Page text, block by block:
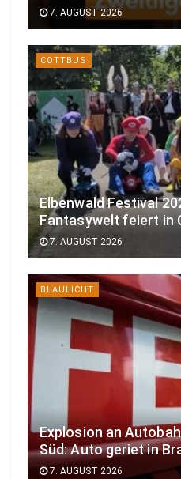
7. AUGUST 2026
COTTBUS
Elbenwald Festival
Fantasywelt feiert in
7. AUGUST 2026
BLAULICHT
Explosion an
Süd: Auto geriet in
7. AUGUST 2026